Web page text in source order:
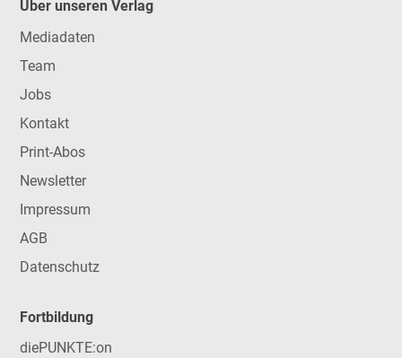
Über unseren Verlag
Mediadaten
Team
Jobs
Kontakt
Print-Abos
Newsletter
Impressum
AGB
Datenschutz
Fortbildung
diePUNKTE:on